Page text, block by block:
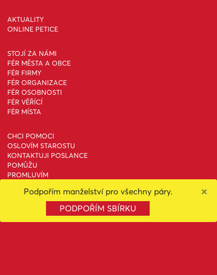
AKTUALITY
ONLINE PETICE
STOJÍ ZA NÁMI
FÉR MĚSTA A OBCE
FÉR FIRMY
FÉR ORGANIZACE
FÉR OSOBNOSTI
FÉR VĚŘÍCÍ
FÉR MÍSTA
CHCI POMOCI
OSLOVÍM STAROSTU
KONTAKTUJI POSLANCE
POMŮŽU
PROMLUVÍM
NAKOUPÍM
PARLAMENTNÍ VOLBY 2025
Podpořím manželství pro všechny páry.
PODPOŘÍM SBÍRKU
×